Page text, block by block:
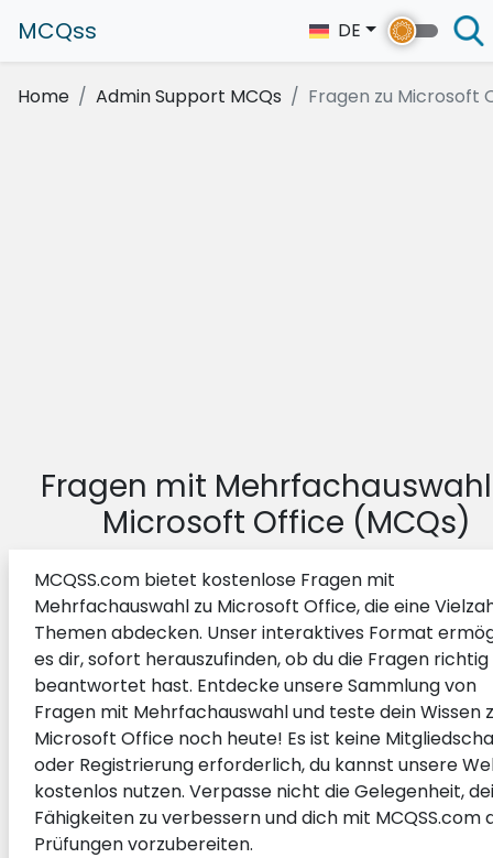
MCQss DE
Home Admin Support MCQs Fragen zu Microsoft
Fragen mit
Microsoft Office (MCQs)
MCQSS.com bietet kostenlose Fragen mit
Mehrfachauswahl zu Microsoft Office, die eine
Themen abdecken. Unser interaktives Format
es dir, sofort herauszufinden, ob du die Fragen richtig
beantwortet hast. Entdecke unsere Sammlung von
Fragen mit Mehrfachauswahl und teste dein Wissen
Microsoft Office noch heute! Es ist keine
oder Registrierung erforderlich, du kannst unsere
kostenlos nutzen. Verpasse nicht die Gelegenheit,
Fähigkeiten zu verbessern und dich mit MCQSS.com
Prüfungen vorzubereiten.